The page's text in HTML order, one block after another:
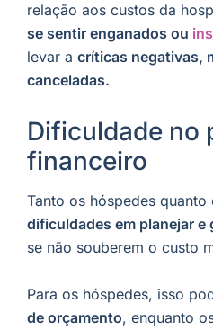
relação aos custos da
se sentir enganados ou
levar a críticas negativas,
canceladas.
Dificuldade no
financeiro
Tanto os hóspedes
dificuldades em planejar e
se não souberem o custo
Para os hóspedes, isso
de orçamento, enquanto